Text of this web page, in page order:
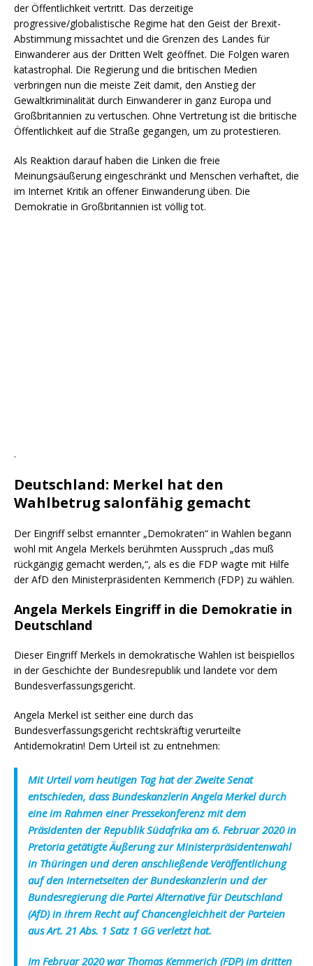
der Öffentlichkeit vertritt. Das derzeitige
progressive/globalistische Regime hat den Geist der Brexit-
Abstimmung missachtet und die Grenzen des Landes für
Einwanderer aus der Dritten Welt geöffnet. Die Folgen waren
katastrophal. Die Regierung und die britischen Medien
verbringen nun die meiste Zeit damit, den Anstieg der
Gewaltkriminalität durch Einwanderer in ganz Europa und
Großbritannien zu vertuschen. Ohne Vertretung ist die britische
Öffentlichkeit auf die Straße gegangen, um zu protestieren.
Als Reaktion darauf haben die Linken die freie
Meinungsäußerung eingeschränkt und Menschen verhaftet, die
im Internet Kritik an offener Einwanderung üben. Die
Demokratie in Großbritannien ist völlig tot.
.
Deutschland: Merkel hat den
Wahlbetrug salonfähig gemacht
Der Eingriff selbst ernannter „Demokraten“ in Wahlen begann
wohl mit Angela Merkels berühmten Ausspruch „das muß
rückgängig gemacht werden,“, als es die FDP wagte mit Hilfe
der AfD den Ministerpräsidenten Kemmerich (FDP) zu wählen.
Angela Merkels Eingriff in die Demokratie in
Deutschland
Dieser Eingriff Merkels in demokratische Wahlen ist beispiellos
in der Geschichte der Bundesrepublik und landete vor dem
Bundesverfassungsgericht.
Angela Merkel ist seither eine durch das
Bundesverfassungsgericht rechtskräftig verurteilte
Antidemokratin! Dem Urteil ist zu entnehmen:
Mit Urteil vom heutigen Tag hat der Zweite Senat
entschieden, dass Bundeskanzlerin Angela Merkel durch
eine im Rahmen einer Pressekonferenz mit dem
Präsidenten der Republik Südafrika am 6. Februar 2020 in
Pretoria getätigte Äußerung zur Ministerpräsidentenwahl
in Thüringen und deren anschließende Veröffentlichung
auf den Internetseiten der Bundeskanzlerin und der
Bundesregierung die Partei Alternative für Deutschland
(AfD) in ihrem Recht auf Chancengleichheit der Parteien
aus Art. 21 Abs. 1 Satz 1 GG verletzt hat.
Im Februar 2020 war Thomas Kemmerich (FDP) im dritten